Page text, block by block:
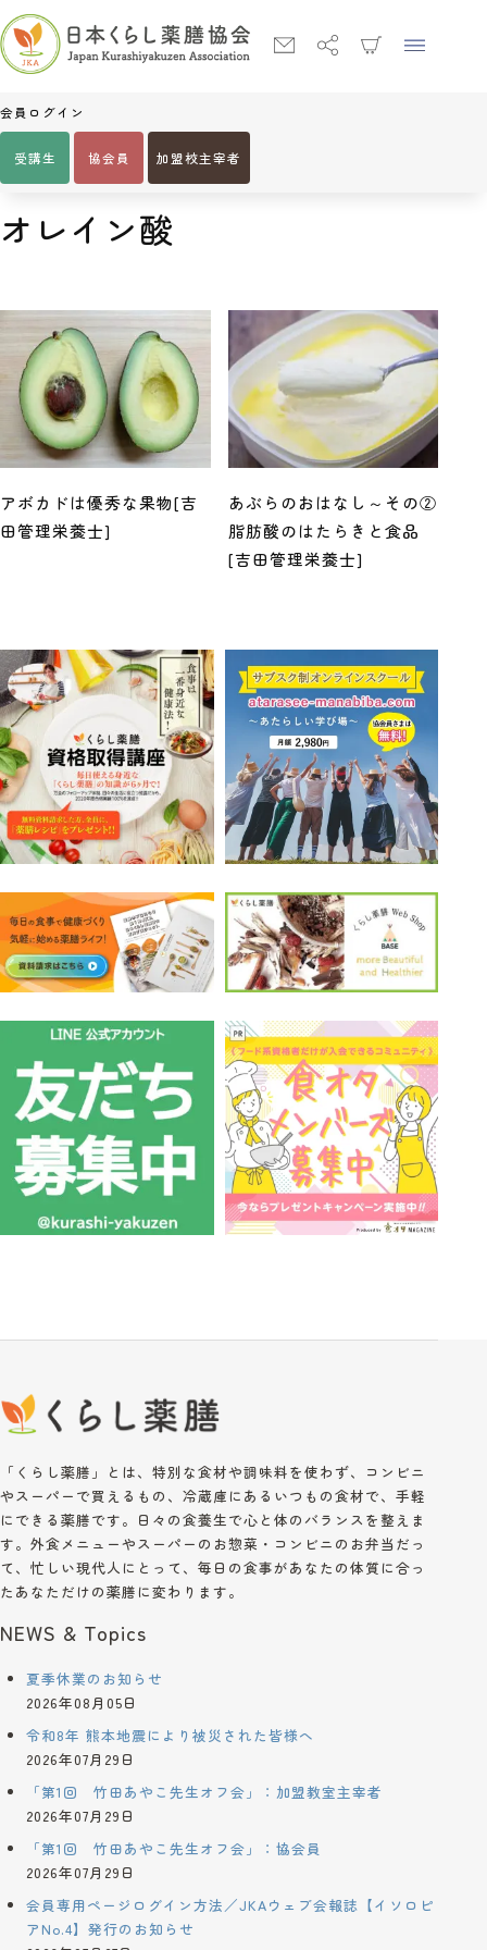
会員ログイン
受講生 協会員 加盟校主宰者
Home
オレイン酸
アボカドは優秀な果物[吉
田管理栄養士]
あぶらのおはなし～その②
脂肪酸のはたらきと食品
[吉田管理栄養士]
「くらし薬膳」とは、特別な食材や調味料を使わず、コンビニ
やスーパーで買えるもの、冷蔵庫にあるいつもの食材で、手軽
にできる薬膳です。日々の食養生で心と体のバランスを整えま
す。外食メニューやスーパーのお惣菜・コンビニのお弁当だっ
て、忙しい現代人にとって、毎日の食事があなたの体質に合っ
たあなただけの薬膳に変わります。
NEWS & Topics
夏季休業のお知らせ
2026年08月05日
令和8年 熊本地震により被災された皆様へ
2026年07月29日
「第1回 竹田あやこ先生オフ会」：加盟教室主宰者
2026年07月29日
「第1回 竹田あやこ先生オフ会」：協会員
2026年07月29日
会員専用ページログイン方法／JKAウェブ会報誌【イソロピ
アNo.4】発行のお知らせ